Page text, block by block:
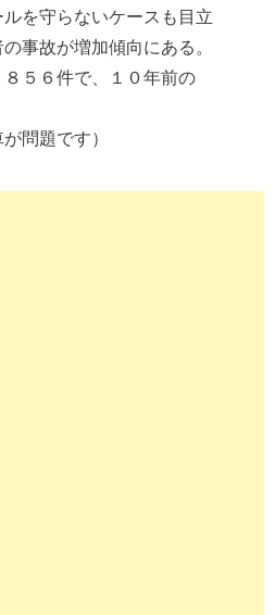
を守らないケースも目立
事故が増加傾向にある。
５６件で、１０年前の
問題です）